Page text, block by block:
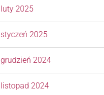
luty 2025
styczeń 2025
grudzień 2024
listopad 2024